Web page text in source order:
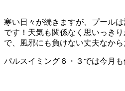
寒い日々が続きますが、プール
です！天気も関係なく思いっき
で、風邪にも負けない丈夫なか
パルスイミング６・３では今月も